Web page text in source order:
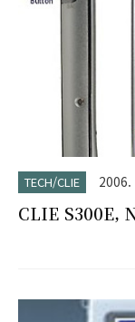
가능 영역은
니다. *3 사용 상황
TECH/CLIE 2006.
CLIE S300E,